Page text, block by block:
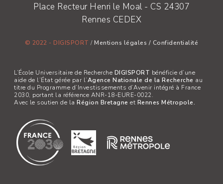
Place Recteur Henri le Moal - CS 24307
Rennes CEDEX
© 2022 - DIGISPORT /Mentions légales / Confidentialité
L’École Universitaire de Recherche DIGISPORT bénéficie d’une
aide de l’État gérée par l’Agence Nationale de la Recherche au
titre du Programme d’Investissements d’Avenir intégré à France
2030, portant la référence ANR-18-EURE-0022.
Avec le soutien de la Région Bretagne et Rennes Métropole.